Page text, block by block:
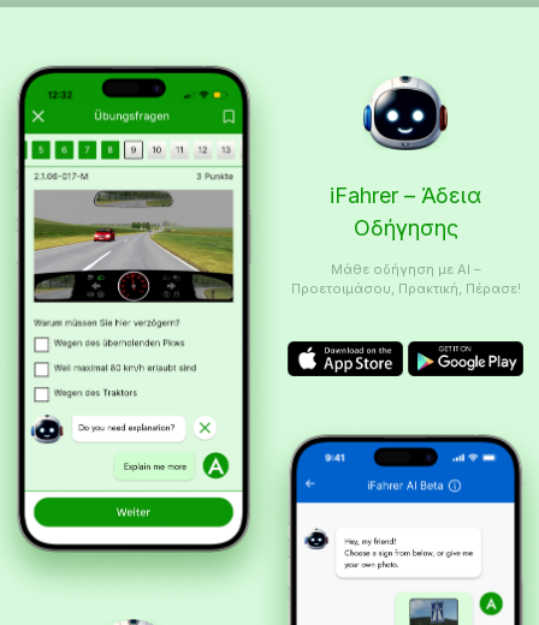
iFahrer – Άδεια
Οδήγησης
Μάθε οδήγηση με AI –
Προετοιμάσου, Πρακτική, Πέρασε!